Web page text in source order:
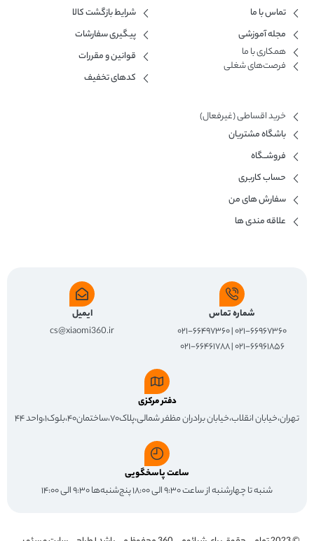
تماس با ما
مجله آموزشی
همکاری با ما​
فرصت‌های شغلی
شرایط بازگشت کالا
پیگیری سفارشات
قوانین و مقررات
کدهای تخفیف
خرید اقساطی (غیرفعال)
باشگاه مشتریان
فروشــگاه
حساب کاربری
سفارش های من
علاقه مندی ها
شماره تماس
۰۲۱-۶۶۹۶۷۳۶۰ | ۰۲۱-۶۶۴۹۷۳۶۰
۰۲۱-۶۶۹۶۱۸۵۶ | ۰۲۱-۶۶۴۶۱۷۸۸
ایمیل
cs@xiaomi360.ir
دفتر مرکزی
تهران،خیابان انقلاب،خیابان برادران مظفر شمالی،پلاک۷۰،ساختمان۴۰،بلوک۱،واحد ۴۴
ساعت پاسخگویی
شنبه تا چهارشنبه از ساعت ۹:۳۰ الی ۱۸:۰۰ پنج‌شنبه‌ها ۹:۳۰ الی ۱۴:۰۰